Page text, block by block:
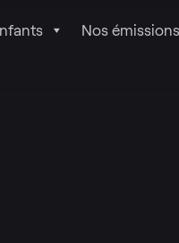
Nos émissions